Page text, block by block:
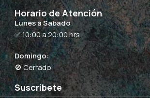
Horario de Atención
Lunes a Sabado:
✅ 10:00 a 20:00 hrs.
Domingo:
🚫 Cerrado
Suscríbete